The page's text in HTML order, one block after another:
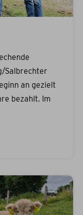
Salbrechter
an gezielt
bezahlt. Im